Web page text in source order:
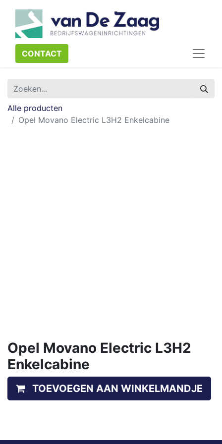
CONTACT​​​​
Alle producten
Opel Movano Electric L3H2 Enkelcabine
Opel Movano Electric L3H2
Enkelcabine
TOEVOEGEN AAN WINKELMANDJE